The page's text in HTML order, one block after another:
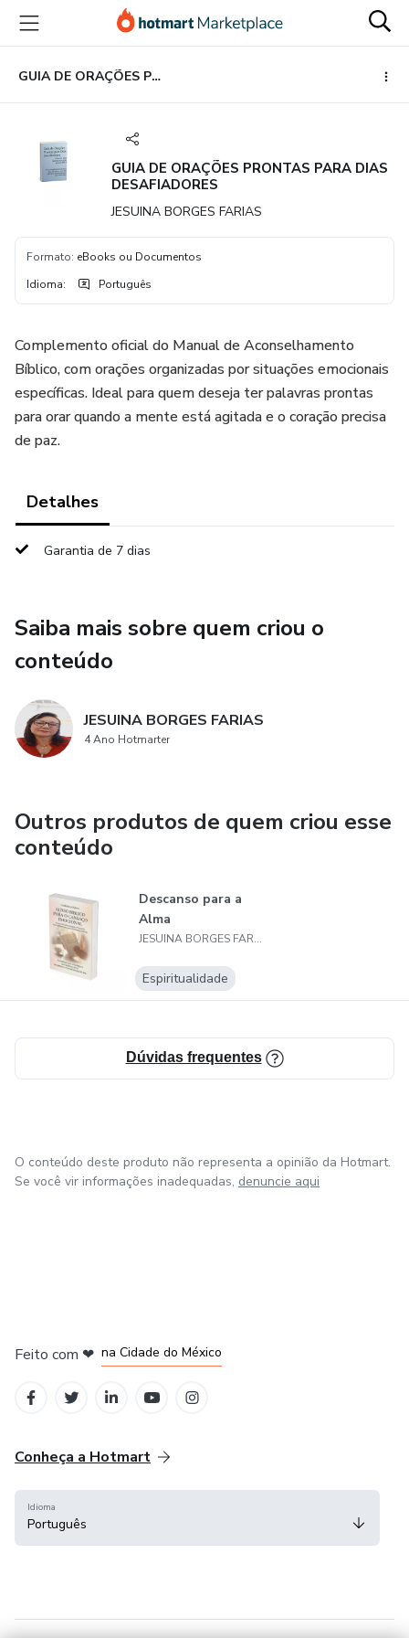
para
conteúdo
principal
para
pagamento
para
rodapé
GUIA DE ORAÇÕES PRONTAS PARA DIAS DESAFIADORES
GUIA DE ORAÇÕES PRONTAS PARA DIAS
DESAFIADORES
JESUINA BORGES FARIAS
Formato: eBooks ou Documentos
Idioma: Português
Complemento oficial do Manual de Aconselhamento
Bíblico, com orações organizadas por situações emocionais
específicas. Ideal para quem deseja ter palavras prontas
para orar quando a mente está agitada e o coração precisa
de paz.
Detalhes
Garantia de 7 dias
Saiba mais sobre quem criou o
conteúdo
JESUINA BORGES FARIAS
4 Ano Hotmarter
Outros produtos de quem criou esse
conteúdo
Descanso para a
Alma
JESUINA BORGES FARIAS
Espiritualidade
Dúvidas frequentes
O conteúdo deste produto não representa a opinião da Hotmart.
Se você vir informações inadequadas, denuncie aqui
Feito com ❤ na Cidade do México
Conheça a Hotmart
Idioma
Português